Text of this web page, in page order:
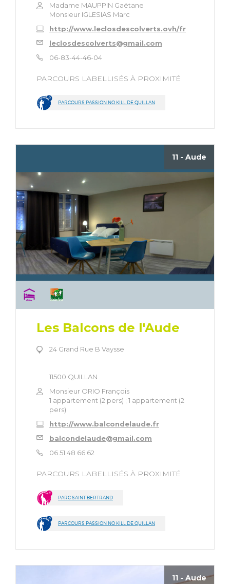
Madame MAUPPIN Gaëtane
Monsieur IGLESIAS Marc
http://www.leclosdescolverts.ovh/fr
leclosdescolverts@gmail.com
06-83-44-46-04
PARCOURS LABELLISÉS À PROXIMITÉ
PARCOURS PASSION NO KILL DE QUILLAN
11 - Aude
Les Balcons de l'Aude
24 Grand Rue B Vaysse
11500 QUILLAN
Monsieur ORIO François
1 appartement (2 pers) ; 1 appartement (2
pers)
http://www.balcondelaude.fr
balcondelaude@gmail.com
06 51 48 66 62
PARCOURS LABELLISÉS À PROXIMITÉ
PARC SAINT BERTRAND
PARCOURS PASSION NO KILL DE QUILLAN
11 - Aude